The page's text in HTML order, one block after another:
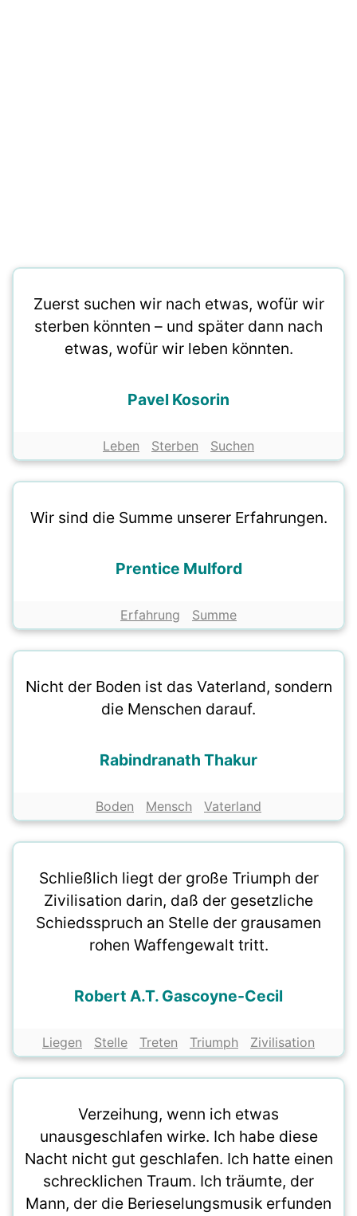
Zuerst suchen wir nach etwas, wofür wir
sterben könnten – und später dann nach
etwas, wofür wir leben könnten.
Pavel Kosorin
Leben Sterben Suchen
Wir sind die Summe unserer Erfahrungen.
Prentice Mulford
Erfahrung Summe
Nicht der Boden ist das Vaterland, sondern
die Menschen darauf.
Rabindranath Thakur
Boden Mensch Vaterland
Schließlich liegt der große Triumph der
Zivilisation darin, daß der gesetzliche
Schiedsspruch an Stelle der grausamen
rohen Waffengewalt tritt.
Robert A.T. Gascoyne-Cecil
Liegen Stelle Treten Triumph Zivilisation
Verzeihung, wenn ich etwas
unausgeschlafen wirke. Ich habe diese
Nacht nicht gut geschlafen. Ich hatte einen
schrecklichen Traum. Ich träumte, der
Mann, der die Berieselungsmusik erfunden